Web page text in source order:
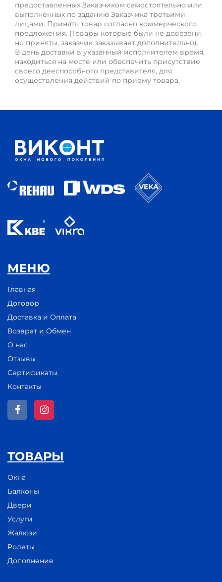
предоставленных Заказчиком самостоятельно или
выполненных по заданию Заказчика третьими
лицами. Принять товар согласно коммерческого
предложения. (Товары которые были не довезени,
но приняты, заказчик заказывает дополнительно).
В день доставки в указанный исполнителем время,
находиться на месте или обеспечить присутствие
своего дееспособного представителя, для
осуществления действий по приему товара.
МЕНЮ
Главная
Договор
Доставка и Оплата
Возврат и Обмен
О нас
Отзывы
Сертификаты
Контакты
ТОВАРЫ
Окна
Балконы
Двери
Услуги
Жалюзи
Ролеты
Дополнение